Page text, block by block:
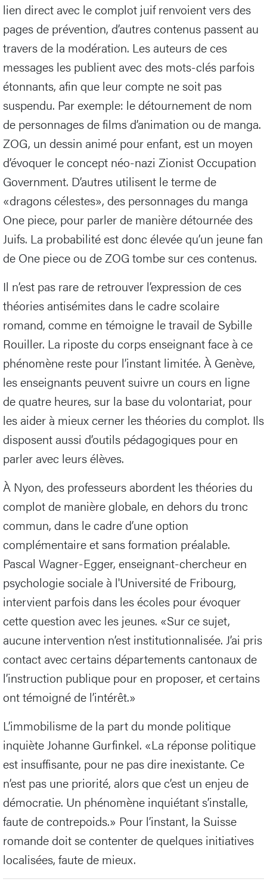
lien direct avec le complot juif renvoient vers des
pages de prévention, d’autres contenus passent au
travers de la modération. Les auteurs de ces
messages les publient avec des mots-clés parfois
étonnants, afin que leur compte ne soit pas
suspendu. Par exemple: le détournement de nom
de personnages de films d’animation ou de manga.
ZOG, un dessin animé pour enfant, est un moyen
d’évoquer le concept néo-nazi Zionist Occupation
Government. D’autres utilisent le terme de
«dragons célestes», des personnages du manga
One piece, pour parler de manière détournée des
Juifs. La probabilité est donc élevée qu’un jeune fan
de One piece ou de ZOG tombe sur ces contenus.
Il n’est pas rare de retrouver l’expression de ces
théories antisémites dans le cadre scolaire
romand, comme en témoigne le travail de Sybille
Rouiller. La riposte du corps enseignant face à ce
phénomène reste pour l’instant limitée. À Genève,
les enseignants peuvent suivre un cours en ligne
de quatre heures, sur la base du volontariat, pour
les aider à mieux cerner les théories du complot. Ils
disposent aussi d’outils pédagogiques pour en
parler avec leurs élèves.
À Nyon, des professeurs abordent les théories du
complot de manière globale, en dehors du tronc
commun, dans le cadre d’une option
complémentaire et sans formation préalable.
Pascal Wagner-Egger, enseignant-chercheur en
psychologie sociale à l'Université de Fribourg,
intervient parfois dans les écoles pour évoquer
cette question avec les jeunes. «Sur ce sujet,
aucune intervention n’est institutionnalisée. J’ai pris
contact avec certains départements cantonaux de
l’instruction publique pour en proposer, et certains
ont témoigné de l’intérêt.»
L’immobilisme de la part du monde politique
inquiète Johanne Gurfinkel. «La réponse politique
est insuffisante, pour ne pas dire inexistante. Ce
n’est pas une priorité, alors que c’est un enjeu de
démocratie. Un phénomène inquiétant s’installe,
faute de contrepoids.» Pour l’instant, la Suisse
romande doit se contenter de quelques initiatives
localisées, faute de mieux.